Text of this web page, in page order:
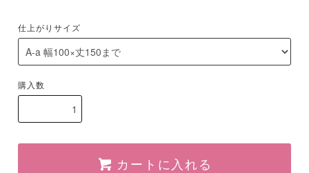
仕上がりサイズ
購入数
カートに入れる